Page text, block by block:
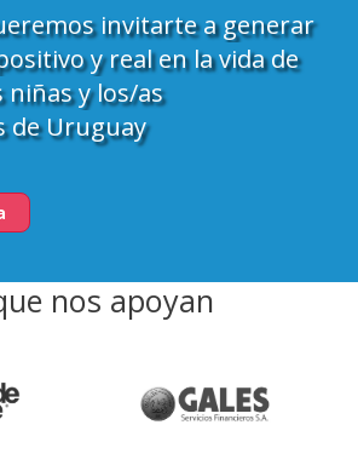
invitarte a generar
y real en la vida de
niñas y los/as
de Uruguay
nos apoyan